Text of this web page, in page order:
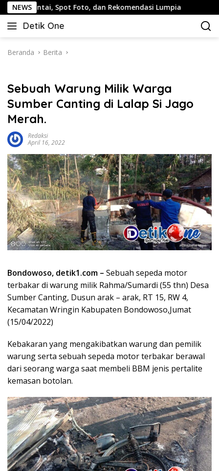
Langsung
ke
konten
NEWS
Spot Foto, dan Rekomendasi Lumpia Panduan
Detik One
Tajam
Fakta
Beranda Berita
Sebuah Warung Milik Warga
Sumber Canting di Lalap Si Jago
Merah.
Redaksi
April 16, 2022
Bondowoso, detik1.com – Sebuah sepeda motor
terbakar di warung milik Rahma/Sumardi (55 thn) Desa
Sumber Canting, Dusun arak – arak, RT 15, RW 4,
Kecamatan Wringin Kabupaten Bondowoso,Jumat
(15/04/2022)
Kebakaran yang mengakibatkan warung dan pemilik
warung serta sebuah sepeda motor terbakar berawal
dari seorang warga saat membeli BBM jenis pertalite
kemasan botolan.